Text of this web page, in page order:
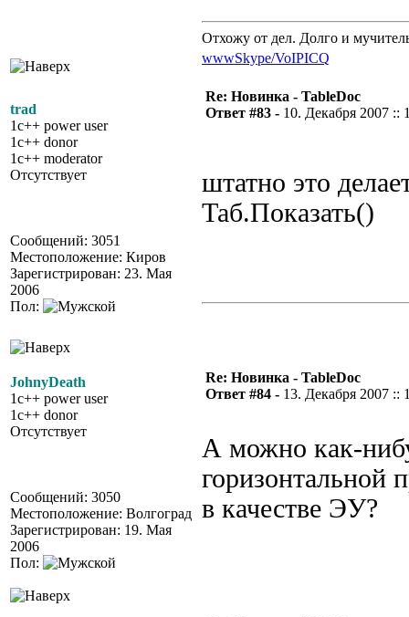
Отхожу от дел. Долго и
wwwSkype/VoIPICQ
trad
1c++ power user
1c++ donor
1c++ moderator
Отсутствует
Сообщений: 3051
Местоположение: Киров
Зарегистрирован: 23. Мая
2006
Пол:
Re: Новинка - TableDoc
Ответ #83 - 10. Декабря 2007 ::
штатно это
Таб.Показать()
JohnyDeath
1c++ power user
1c++ donor
Отсутствует
Сообщений: 3050
Местоположение: Волгоград
Зарегистрирован: 19. Мая
2006
Пол:
Re: Новинка - TableDoc
Ответ #84 - 13. Декабря 2007 ::
А можно как-
горизонтальной
в качестве ЭУ?